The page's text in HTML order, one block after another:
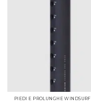
PIEDI E PROLUNGHE WINDSURF